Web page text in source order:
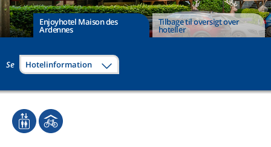
Enjoyhotel Maison des
Ardennes
Tilbage til oversigt over
hoteller
Se Hotelinformation